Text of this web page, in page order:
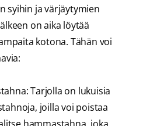
syihin ja värjäytymien
on aika löytää
kotona. Tähän voi
Tarjolla on lukuisia
joilla voi poistaa